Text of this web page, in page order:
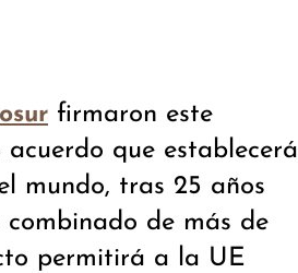
firmaron este
que establecerá
mundo, tras 25 años
combinado de más de
permitirá a la UE